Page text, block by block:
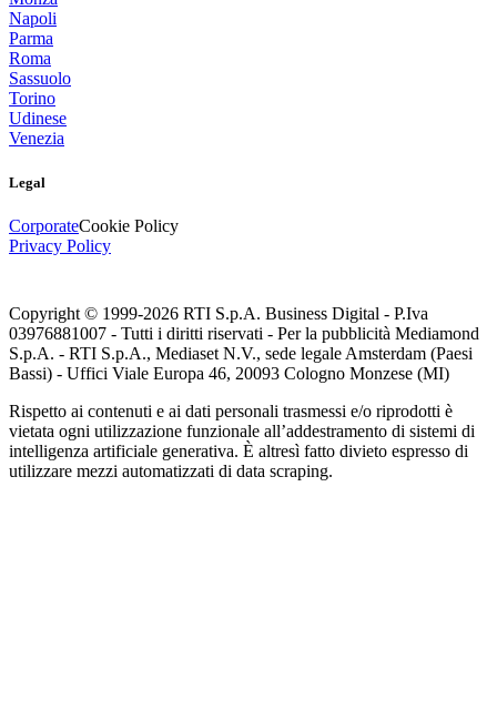
Napoli
Parma
Roma
Sassuolo
Torino
Udinese
Venezia
Legal
CorporateCookie Policy
Privacy Policy
Copyright © 1999-2026 RTI S.p.A. Business Digital - P.Iva
03976881007 - Tutti i diritti riservati - Per la pubblicità Mediamond
S.p.A. - RTI S.p.A., Mediaset N.V., sede legale Amsterdam (Paesi
Bassi) - Uffici Viale Europa 46, 20093 Cologno Monzese (MI)
Rispetto ai contenuti e ai dati personali trasmessi e/o riprodotti è
vietata ogni utilizzazione funzionale all’addestramento di sistemi di
intelligenza artificiale generativa. È altresì fatto divieto espresso di
utilizzare mezzi automatizzati di data scraping.